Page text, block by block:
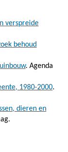
verspreide
behoud
. Agenda
1980-2000.
dieren en